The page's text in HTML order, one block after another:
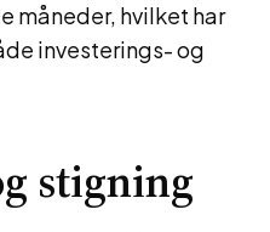
måneder, hvilket har
investerings- og
stigning